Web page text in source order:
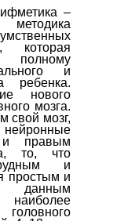
–
которая
полному
и
ребенка.
нового
мозга.
свой мозг,
правым
то, что
и
простым и
данным
наиболее